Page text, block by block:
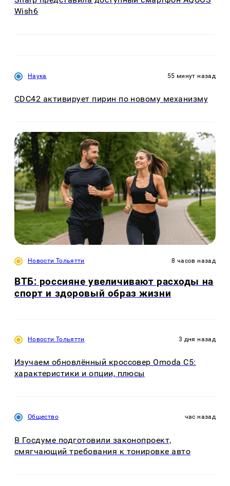
Wish6
Наука 55 минут назад
CDC42 активирует пирин по новому механизму
Новости Тольятти 8 часов назад
ВТБ: россияне увеличивают расходы на
спорт и здоровый образ жизни
Новости Тольятти 3 дня назад
Изучаем обновлённый кроссовер Omoda C5:
характеристики и опции, плюсы
Общество час назад
В Госдуме подготовили законопроект,
смягчающий требования к тонировке авто